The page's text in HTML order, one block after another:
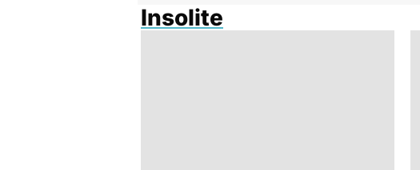
Insolite